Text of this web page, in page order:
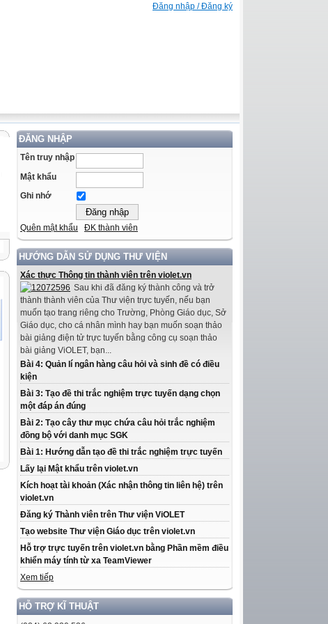
Đăng nhập / Đăng ký
ĐĂNG NHẬP
Tên truy nhập
Mật khẩu
Ghi nhớ
Quên mật khẩu ĐK thành viên
HƯỚNG DẪN SỬ DỤNG THƯ VIỆN
Xác thực Thông tin thành viên trên violet.vn
Sau khi đã đăng ký thành công và trở
thành thành viên của Thư viện trực tuyến, nếu bạn
muốn tạo trang riêng cho Trường, Phòng Giáo dục, Sở
Giáo dục, cho cá nhân mình hay bạn muốn soạn thảo
bài giảng điện tử trực tuyến bằng công cụ soạn thảo
bài giảng ViOLET, bạn...
Bài 4: Quản lí ngân hàng câu hỏi và sinh đề có điều
kiện
Bài 3: Tạo đề thi trắc nghiệm trực tuyến dạng chọn
một đáp án đúng
Bài 2: Tạo cây thư mục chứa câu hỏi trắc nghiệm
đồng bộ với danh mục SGK
Bài 1: Hướng dẫn tạo đề thi trắc nghiệm trực tuyến
Lấy lại Mật khẩu trên violet.vn
Kích hoạt tài khoản (Xác nhận thông tin liên hệ) trên
violet.vn
Đăng ký Thành viên trên Thư viện ViOLET
Tạo website Thư viện Giáo dục trên violet.vn
Hỗ trợ trực tuyến trên violet.vn bằng Phần mềm điều
khiển máy tính từ xa TeamViewer
Xem tiếp
HỖ TRỢ KĨ THUẬT